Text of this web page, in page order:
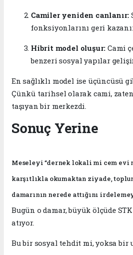
Camiler yeniden canlanır:
fonksiyonlarını geri
Hibrit model oluşur: Cami
benzeri sosyal yapılar
En sağlıklı model ise üçüncüsü
Çünkü tarihsel olarak cami,
taşıyan bir merkezdi.
Sonuç Yerine
Meseleyi “dernek lokali mi cem evi
karşıtlıkla okumaktan ziyade,
damarının nerede attığını
Bugün o damar, büyük ölçüde
atıyor.
Bu bir sosyal tehdit mi, yoksa bir